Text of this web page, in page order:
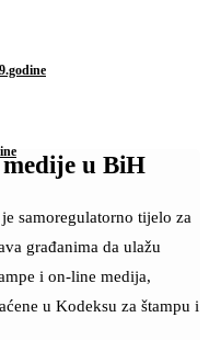
u BiH
samoregulatorno tijelo za
građanima da ulažu
i on-line medija,
u Kodeksu za štampu i